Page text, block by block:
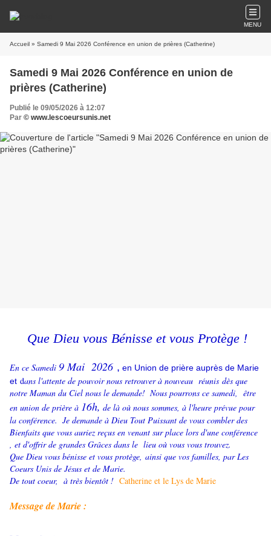
MENU
Accueil » Samedi 9 Mai 2026 Conférence en union de prières (Catherine)
Samedi 9 Mai 2026 Conférence en union de
prières (Catherine)
Publié le 09/05/2026 à 12:07
Par © www.lescoeursunis.net
Que Dieu vous Bénisse et vous Protège !
En ce Samedi 9 Mai 2026 , en Union de prière auprès de Marie
et dans l'attente de pouvoir nous retrouver à nouveau réunis dès que
notre Maman du Ciel nous le demande! Nous pourrons ce samedi, être
en union de prière à 16h, de là où nous sommes, à l'heure prévue pour
la conférence. Je demande à Dieu Tout Puissant de vous combler des
Bienfaits que vous auriez reçus en venant sur place lors d'une conférence
, et d'offrir de grandes Grâces dans le lieu où vous vous trouvez.
Que Dieu vous bénisse et vous protège, ainsi que vos familles, par Les
Coeurs Unis de Jésus et de Marie.
De tout coeur, à très bientôt ! Catherine et le Lys de Marie
Message de Marie :